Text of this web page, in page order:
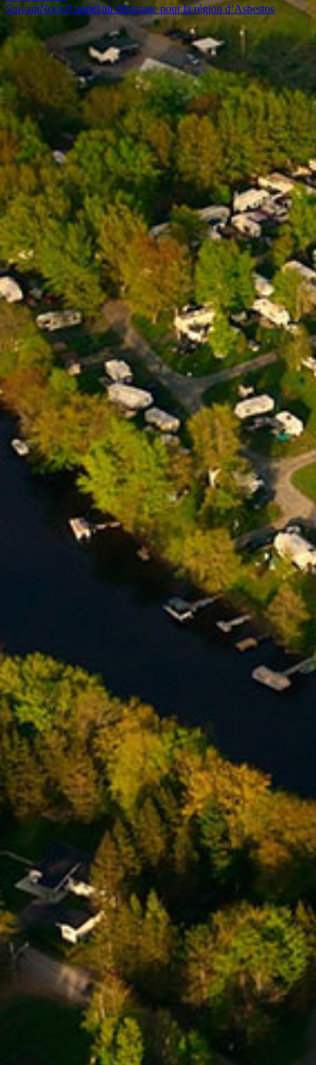
SuivantNouvel appel au dépistage pour la région d’Asbestos